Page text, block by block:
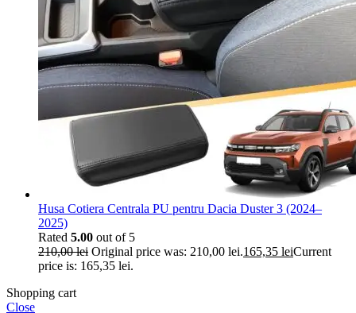
Husa Cotiera Centrala PU pentru Dacia Duster 3 (2024–
2025)
Rated 5.00 out of 5
210,00lei Original price was: 210,00 lei.165,35 leiCurrent
price is: 165,35 lei.
Shopping cart
Close